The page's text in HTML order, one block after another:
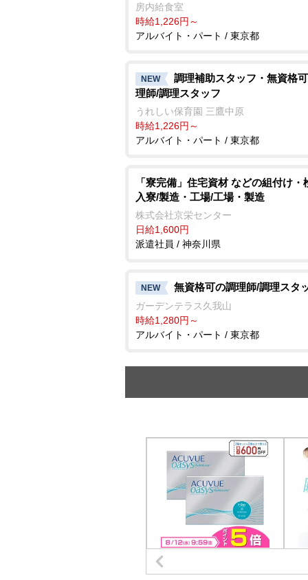
房内給食室
時給1,226円～
アルバイト・パート / 東京都
NEW
調理補助スタッフ・無資格
理師/調理スタッフ
うれしい保育園 三鷹中原
時給1,226円～
アルバイト・パート / 東京都
「寮完備」住宅資材 などの組付け・
入寮/製造・工場/工場・製造
株式会社京栄センター
日給1,600円
派遣社員 / 神奈川県
NEW 無資格可の調理師/調理スタ
ガーデンテラス久我山
時給1,280円～
アルバイト・パート / 東京都